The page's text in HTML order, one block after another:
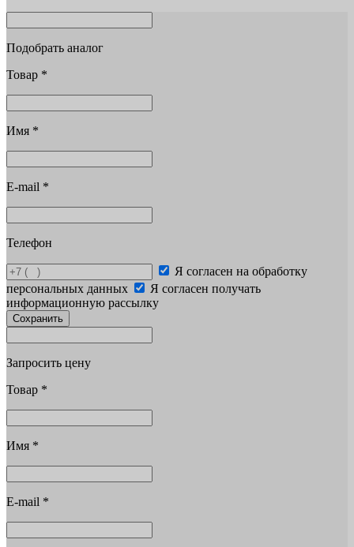
Подобрать аналог
Товар *
Имя *
E-mail *
Телефон
Я согласен на обработку
персональных данных
Я согласен получать
информационную рассылку
Сохранить
Запросить цену
Товар *
Имя *
E-mail *